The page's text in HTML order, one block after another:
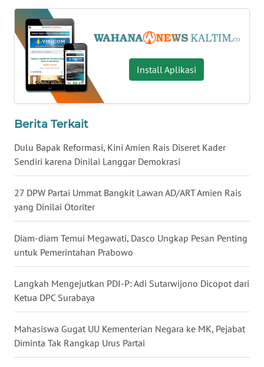
Install Aplikasi
Berita Terkait
Dulu Bapak Reformasi, Kini Amien Rais Diseret Kader
Sendiri karena Dinilai Langgar Demokrasi
27 DPW Partai Ummat Bangkit Lawan AD/ART Amien Rais
yang Dinilai Otoriter
Diam-diam Temui Megawati, Dasco Ungkap Pesan Penting
untuk Pemerintahan Prabowo
Langkah Mengejutkan PDI-P: Adi Sutarwijono Dicopot dari
Ketua DPC Surabaya
Mahasiswa Gugat UU Kementerian Negara ke MK, Pejabat
Diminta Tak Rangkap Urus Partai
WN
NUSANTARA
WN
JOGJA
JATIM
WN
KALBAR
WN
KALTENG
WN
KALTARA
WN
KALSEL